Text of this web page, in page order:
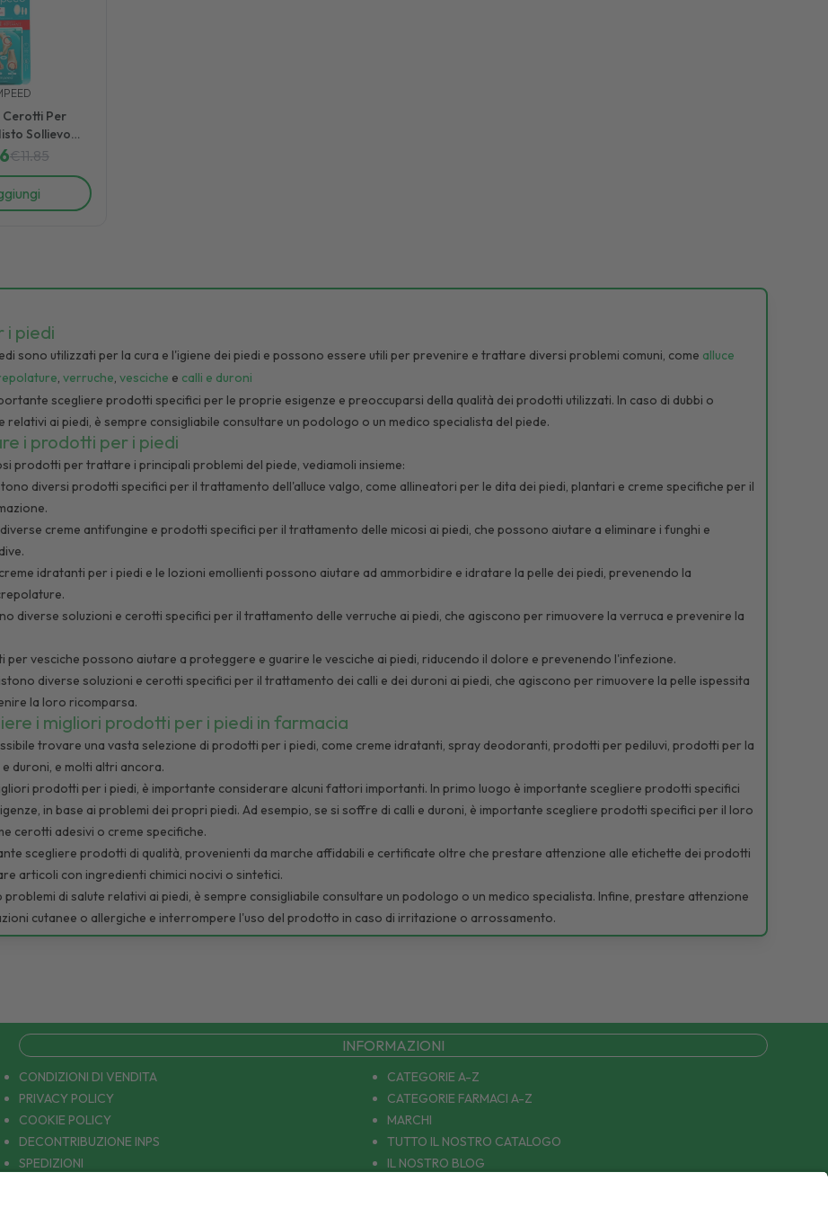
Per
Sollievo
5 Pezzi
€11.85
i piedi
sono utilizzati per la cura e l'igiene dei piedi e possono essere utili per prevenire e trattare diversi problemi comuni, come alluce
, verruche, vesciche e calli e duroni
scegliere prodotti specifici per le proprie esigenze e preoccuparsi della qualità dei prodotti utilizzati. In caso di dubbi o
relativi ai piedi, è sempre consigliabile consultare un podologo o un medico specialista del piede.
i prodotti per i piedi
prodotti per trattare i principali problemi del piede, vediamoli insieme:
diversi prodotti specifici per il trattamento dell'alluce valgo, come allineatori per le dita dei piedi, plantari e creme specifiche per il
creme antifungine e prodotti specifici per il trattamento delle micosi ai piedi, che possono aiutare a eliminare i funghi e
idratanti per i piedi e le lozioni emollienti possono aiutare ad ammorbidire e idratare la pelle dei piedi, prevenendo la
diverse soluzioni e cerotti specifici per il trattamento delle verruche ai piedi, che agiscono per rimuovere la verruca e prevenire la
per vesciche possono aiutare a proteggere e guarire le vesciche ai piedi, riducendo il dolore e prevenendo l'infezione.
diverse soluzioni e cerotti specifici per il trattamento dei calli e dei duroni ai piedi, che agiscono per rimuovere la pelle ispessita
la loro ricomparsa.
i migliori prodotti per i piedi in farmacia
trovare una vasta selezione di prodotti per i piedi, come creme idratanti, spray deodoranti, prodotti per pediluvi, prodotti per la
duroni, e molti altri ancora.
prodotti per i piedi, è importante considerare alcuni fattori importanti. In primo luogo è importante scegliere prodotti specifici
in base ai problemi dei propri piedi. Ad esempio, se si soffre di calli e duroni, è importante scegliere prodotti specifici per il loro
cerotti adesivi o creme specifiche.
scegliere prodotti di qualità, provenienti da marche affidabili e certificate oltre che prestare attenzione alle etichette dei prodotti
articoli con ingredienti chimici nocivi o sintetici.
problemi di salute relativi ai piedi, è sempre consigliabile consultare un podologo o un medico specialista. Infine, prestare attenzione
cutanee o allergiche e interrompere l'uso del prodotto in caso di irritazione o arrossamento.
INFORMAZIONI
CONDIZIONI DI VENDITA
PRIVACY POLICY
COOKIE POLICY
DECONTRIBUZIONE INPS
SPEDIZIONI
CATEGORIE A-Z
CATEGORIE FARMACI A-Z
MARCHI
TUTTO IL NOSTRO CATALOGO
IL NOSTRO BLOG